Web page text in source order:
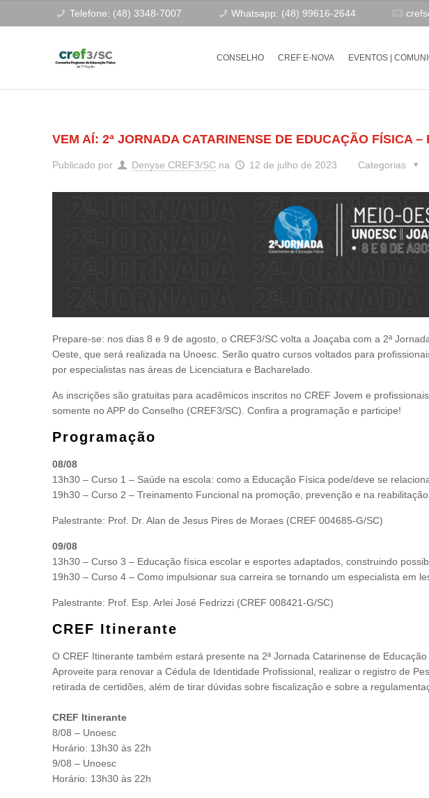
Telefone: (48) 3348-7007 Whatsapp: (48) 99616-2644
CONSELHO CREF E-NOVA EVENTOS |
VEM AÍ: 2ª JORNADA CATARINENSE DE EDUCAÇÃO FÍSICA
Publicado por Denyse CREF3/SC na 12 de julho de 2023 Categorias
Prepare-se: nos dias 8 e 9 de agosto, o CREF3/SC volta a Joaçaba com a 2ª
Oeste, que será realizada na Unoesc. Serão quatro cursos voltados para
por especialistas nas áreas de Licenciatura e Bacharelado.
As inscrições são gratuitas para acadêmicos inscritos no CREF Jovem e
somente no APP do Conselho (CREF3/SC). Confira a programação e participe!
Programação
08/08
13h30 – Curso 1 – Saúde na escola: como a Educação Física pode/deve se
19h30 – Curso 2 – Treinamento Funcional na promoção, prevenção e na
Palestrante: Prof. Dr. Alan de Jesus Pires de Moraes (CREF 004685-G/SC)
09/08
13h30 – Curso 3 – Educação física escolar e esportes adaptados, construindo
19h30 – Curso 4 – Como impulsionar sua carreira se tornando um especialista em
Palestrante: Prof. Esp. Arlei José Fedrizzi (CREF 008421-G/SC)
CREF Itinerante
O CREF Itinerante também estará presente na 2ª Jornada Catarinense de
Aproveite para renovar a Cédula de Identidade Profissional, realizar o registro de
retirada de certidões, além de tirar dúvidas sobre fiscalização e sobre a
CREF Itinerante
8/08 – Unoesc
Horário: 13h30 às 22h
9/08 – Unoesc
Horário: 13h30 às 22h